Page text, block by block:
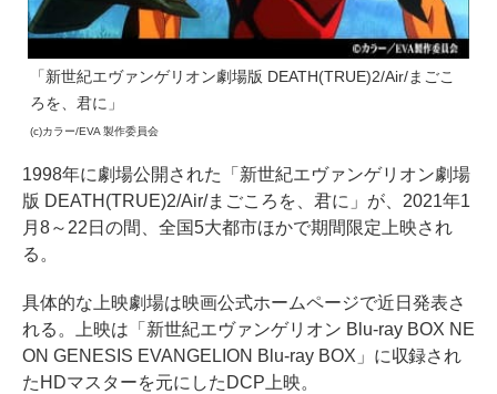
「新世紀エヴァンゲリオン劇場版 DEATH(TRUE)2/Air/まごこ
ろを、君に」
(c)カラー/EVA 製作委員会
1998年に劇場公開された「新世紀エヴァンゲリオン劇場
版 DEATH(TRUE)2/Air/まごころを、君に」が、2021年1
月8～22日の間、全国5大都市ほかで期間限定上映され
る。
具体的な上映劇場は映画公式ホームページで近日発表さ
れる。上映は「新世紀エヴァンゲリオン Blu-ray BOX NE
ON GENESIS EVANGELION Blu-ray BOX」に収録され
たHDマスターを元にしたDCP上映。